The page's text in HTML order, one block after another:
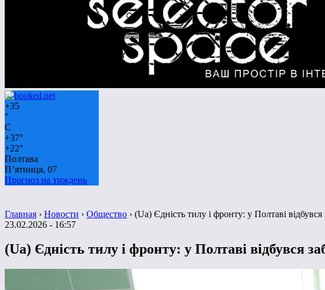
+35
°
C
+37°
+22°
Полтава
П’ятниця, 07
Прогноз на тиждень
Главная › Новости › Общество › (Ua) Єдність тилу і фронту: у Полтаві відбувся
23.02.2026 - 16:57
(Ua) Єдність тилу і фронту: у Полтаві відбувся